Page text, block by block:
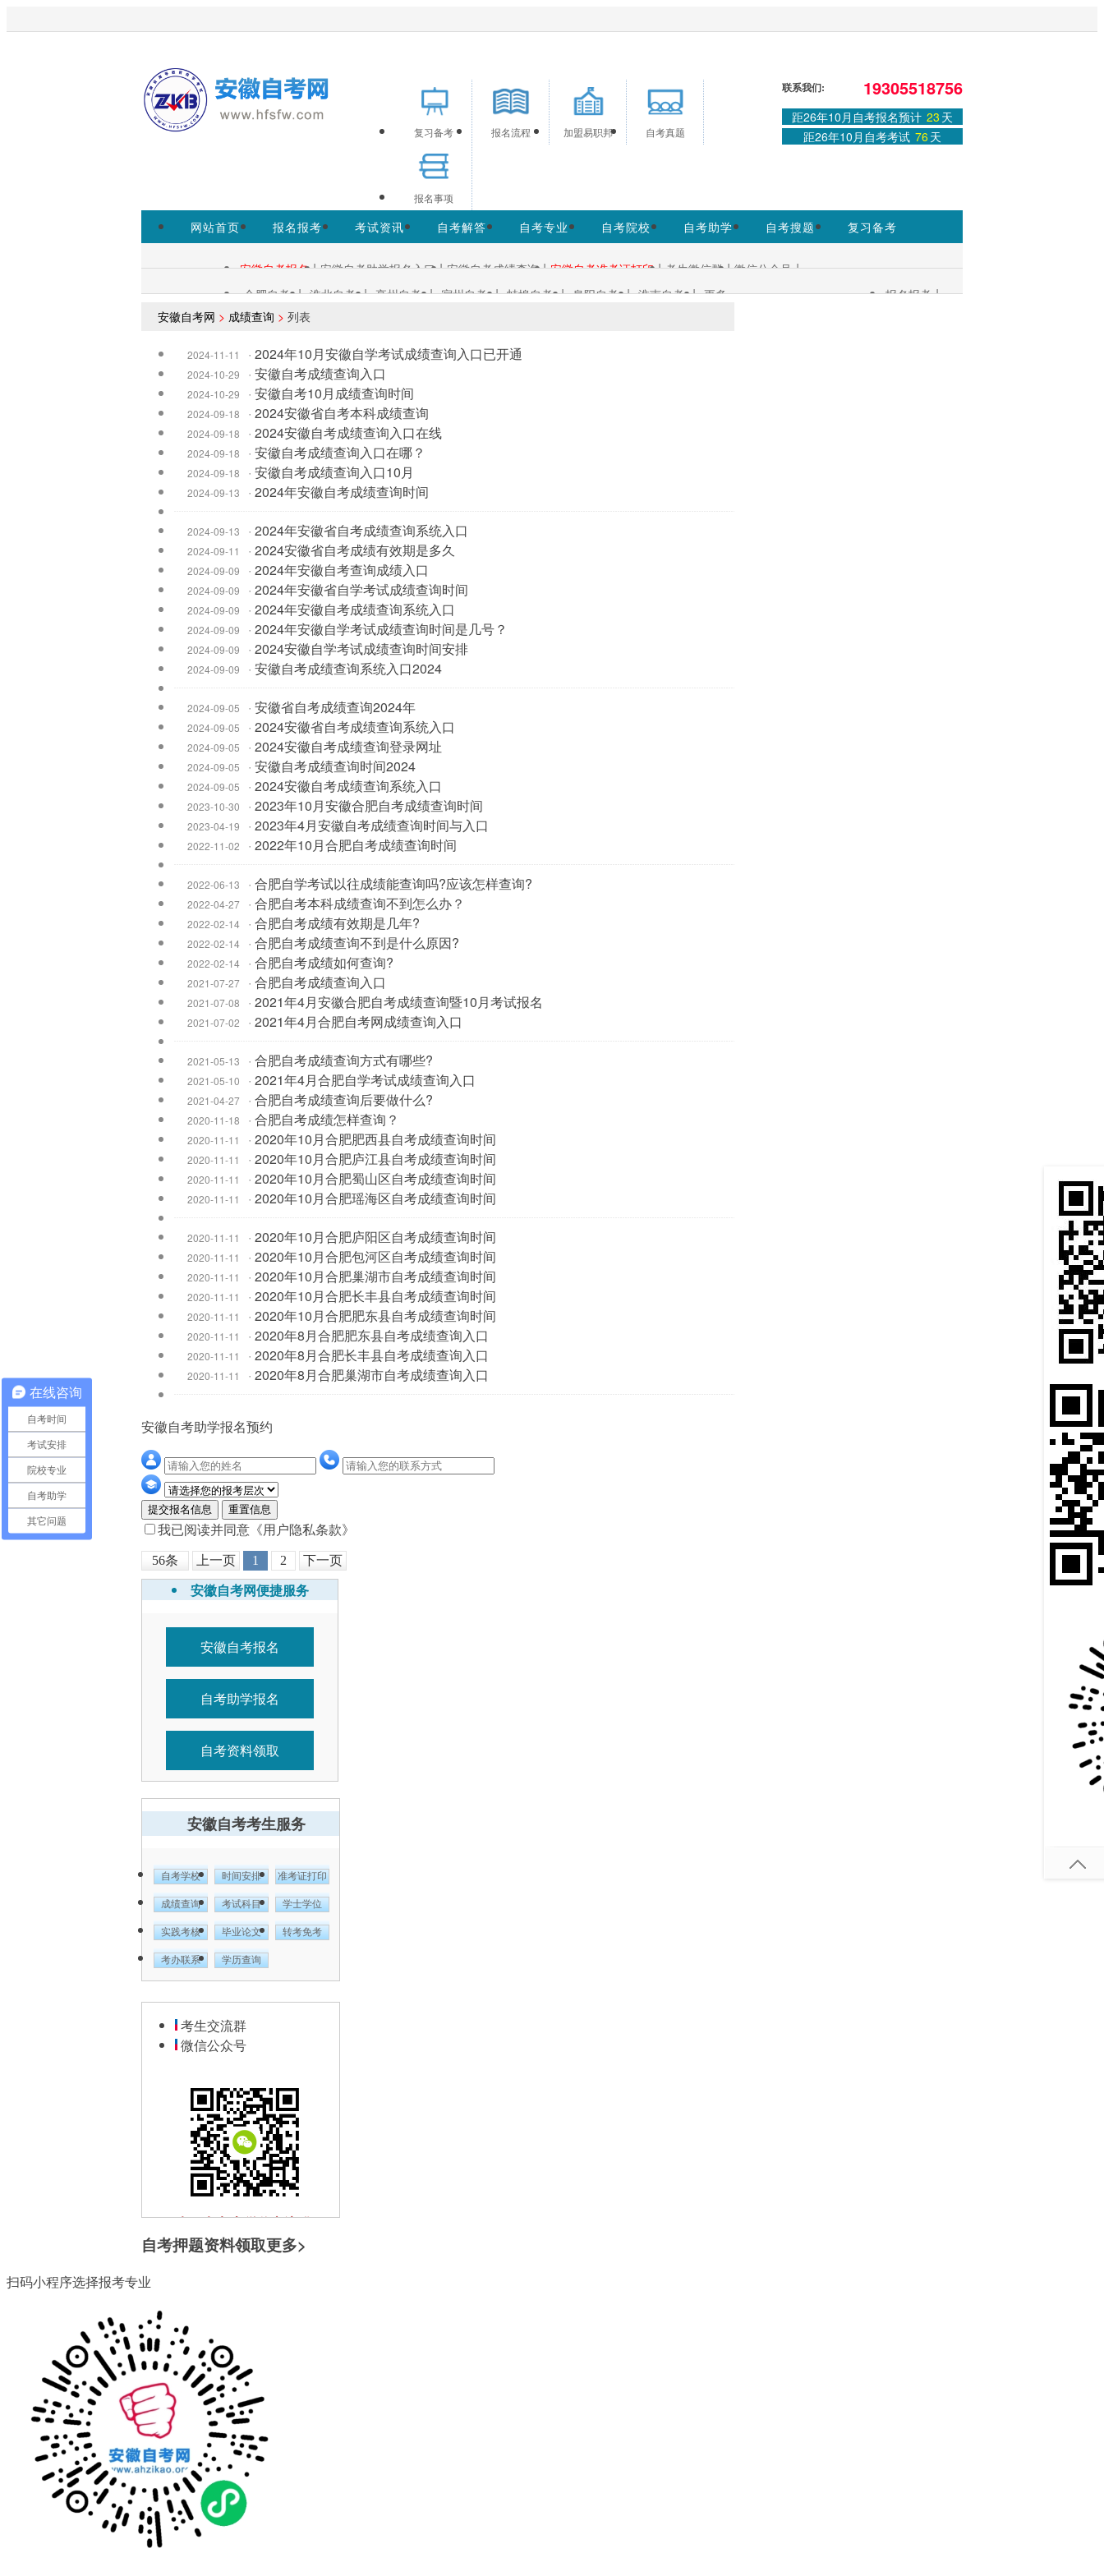
欢迎来到安徽自考网！为考生提供安徽自考信息服务，网站信息供学习交流使用，非政府官方网站，官方信息以安徽教育考试院
免费领取课程
免费课程
复习备考 报名流程 加盟易职邦 自考真题
报名事项
联系我们: 19305518756
距26年10月自考报名预计 23 天
距26年10月自考考试 76 天
网站首页 报名报考 考试资讯 自考解答 自考专业 自考院校 自考助学 自考搜题
复习备考
安徽自考报名 | 安徽自考助学报名入口 | 安徽自考成绩查询 | 安徽自考准考证打印 | 考生微信群 | 微信公众号 |
各区自考：
合肥自考 | 淮北自考 | 亳州自考 | 宿州自考 | 蚌埠自考 | 阜阳自考 | 淮南自考 | 更多+
报名报考 |
安徽自考网 > 成绩查询 > 列表
2024-11-11 · 2024年10月安徽自学考试成绩查询入口已开通
2024-10-29 · 安徽自考成绩查询入口
2024-10-29 · 安徽自考10月成绩查询时间
2024-09-18 · 2024安徽省自考本科成绩查询
2024-09-18 · 2024安徽自考成绩查询入口在线
2024-09-18 · 安徽自考成绩查询入口在哪？
2024-09-18 · 安徽自考成绩查询入口10月
2024-09-13 · 2024年安徽自考成绩查询时间
2024-09-13 · 2024年安徽省自考成绩查询系统入口
2024-09-11 · 2024安徽省自考成绩有效期是多久
2024-09-09 · 2024年安徽自考查询成绩入口
2024-09-09 · 2024年安徽省自学考试成绩查询时间
2024-09-09 · 2024年安徽自考成绩查询系统入口
2024-09-09 · 2024年安徽自学考试成绩查询时间是几号？
2024-09-09 · 2024安徽自学考试成绩查询时间安排
2024-09-09 · 安徽自考成绩查询系统入口2024
2024-09-05 · 安徽省自考成绩查询2024年
2024-09-05 · 2024安徽省自考成绩查询系统入口
2024-09-05 · 2024安徽自考成绩查询登录网址
2024-09-05 · 安徽自考成绩查询时间2024
2024-09-05 · 2024安徽自考成绩查询系统入口
2023-10-30 · 2023年10月安徽合肥自考成绩查询时间
2023-04-19 · 2023年4月安徽自考成绩查询时间与入口
2022-11-02 · 2022年10月合肥自考成绩查询时间
2022-06-13 · 合肥自学考试以往成绩能查询吗?应该怎样查询?
2022-04-27 · 合肥自考本科成绩查询不到怎么办？
2022-02-14 · 合肥自考成绩有效期是几年?
2022-02-14 · 合肥自考成绩查询不到是什么原因?
2022-02-14 · 合肥自考成绩如何查询?
2021-07-27 · 合肥自考成绩查询入口
2021-07-08 · 2021年4月安徽合肥自考成绩查询暨10月考试报名
2021-07-02 · 2021年4月合肥自考网成绩查询入口
2021-05-13 · 合肥自考成绩查询方式有哪些?
2021-05-10 · 2021年4月合肥自学考试成绩查询入口
2021-04-27 · 合肥自考成绩查询后要做什么?
2020-11-18 · 合肥自考成绩怎样查询？
2020-11-11 · 2020年10月合肥肥西县自考成绩查询时间
2020-11-11 · 2020年10月合肥庐江县自考成绩查询时间
2020-11-11 · 2020年10月合肥蜀山区自考成绩查询时间
2020-11-11 · 2020年10月合肥瑶海区自考成绩查询时间
2020-11-11 · 2020年10月合肥庐阳区自考成绩查询时间
2020-11-11 · 2020年10月合肥包河区自考成绩查询时间
2020-11-11 · 2020年10月合肥巢湖市自考成绩查询时间
2020-11-11 · 2020年10月合肥长丰县自考成绩查询时间
2020-11-11 · 2020年10月合肥肥东县自考成绩查询时间
2020-11-11 · 2020年8月合肥肥东县自考成绩查询入口
2020-11-11 · 2020年8月合肥长丰县自考成绩查询入口
2020-11-11 · 2020年8月合肥巢湖市自考成绩查询入口
安徽自考助学报名预约
提交报名信息 重置信息
我已阅读并同意 《用户隐私条款》
56条 上一页 1 2 下一页
安徽自考网便捷服务
安徽自考报名
自考助学报名
自考资料领取
安徽自考考生服务
自考学校 时间安排 准考证打印
成绩查询 考试科目 学士学位
实践考核 毕业论文 转考免考
考办联系 学历查询
考生交流群
微信公众号
扫一扫加入微信交流群
与其他自考生一起互动、学习
扫一扫关注微信公众号
随时获取自考信息以及各类学
习资料、学习方法、教程。
自考押题资料领取更多>
扫码小程序选择报考专业
在线咨询
自考时间
考试安排
院校专业
自考助学
其它问题